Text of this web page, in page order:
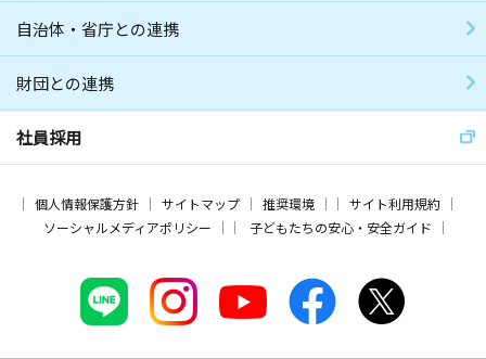
自治体・省庁との連携
財団との連携
社員採用
個人情報保護方針 サイトマップ 推奨環境
サイト利用規約
ソーシャルメディアポリシー
子どもたちの安心・安全ガイド